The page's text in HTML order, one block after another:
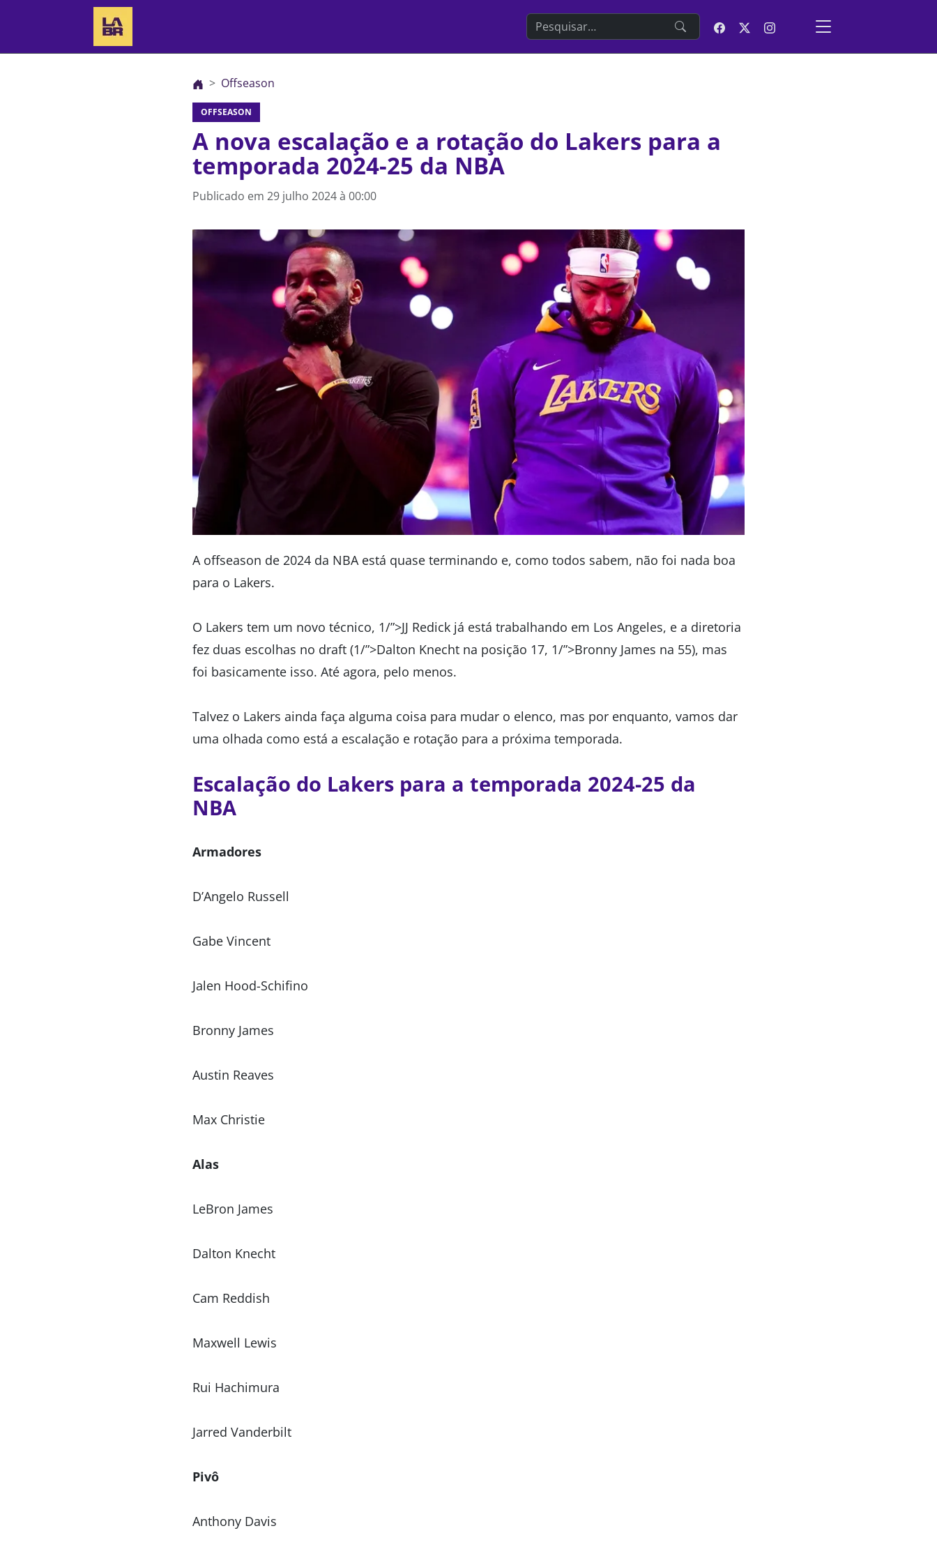
Search the website
Offseason
OFFSEASON
A nova escalação e a rotação do Lakers para a
temporada 2024-25 da NBA
Publicado em 29 julho 2024 à 00:00
A offseason de 2024 da NBA está quase terminando e, como todos sabem, não foi nada boa
para o Lakers.
O Lakers tem um novo técnico, 1/”>JJ Redick já está trabalhando em Los Angeles, e a diretoria
fez duas escolhas no draft (1/”>Dalton Knecht na posição 17, 1/”>Bronny James na 55), mas
foi basicamente isso. Até agora, pelo menos.
Talvez o Lakers ainda faça alguma coisa para mudar o elenco, mas por enquanto, vamos dar
uma olhada como está a escalação e rotação para a próxima temporada.
Escalação do Lakers para a temporada 2024-25 da
NBA
Armadores
D’Angelo Russell
Gabe Vincent
Jalen Hood-Schifino
Bronny James
Austin Reaves
Max Christie
Alas
LeBron James
Dalton Knecht
Cam Reddish
Maxwell Lewis
Rui Hachimura
Jarred Vanderbilt
Pivô
Anthony Davis